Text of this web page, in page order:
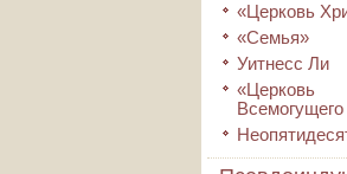
«Церковь
«Семья»
Уитнесс Ли
«Церковь
Всемогущего